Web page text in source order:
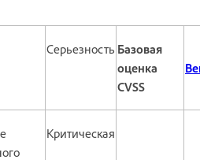
Серьезность Базовая
оценка
CVSS
Критическая